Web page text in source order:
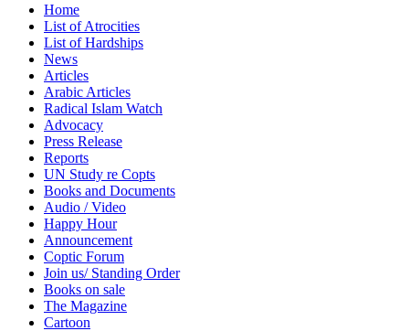
Home
List of Atrocities
List of Hardships
News
Articles
Arabic Articles
Radical Islam Watch
Advocacy
Press Release
Reports
UN Study re Copts
Books and Documents
Audio / Video
Happy Hour
Announcement
Coptic Forum
Join us/ Standing Order
Books on sale
The Magazine
Cartoon